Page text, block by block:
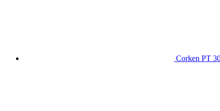
Corken PT